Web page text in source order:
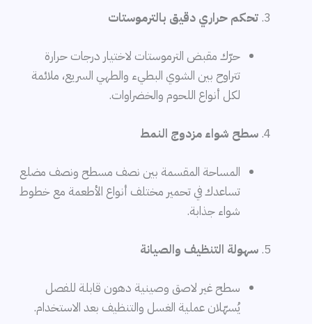
تحكم حراري دقيق بالترموستات
حرّك مقبض الترموستات لاختيار درجات حرارة
تتراوح بين الشوي البطيء والطهي السريع، ملائمة
لكل أنواع اللحوم والخضراوات.
سطح شواء مزدوج النمط
المساحة المقسمة بين نصف مسطح ونصف مضلع
تساعدك في تحمير مختلف أنواع الأطعمة مع خطوط
شواء جذابة.
سهولة التنظيف والصيانة
سطح غير لاصق وصينية دهون قابلة للفصل
يُسهّلان عملية الغسل والتنظيف بعد الاستخدام.